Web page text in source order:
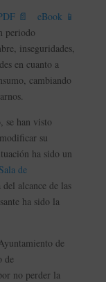
📄 eBook 📱
periodo
inseguridades,
en cuanto a
cambiando
se han visto
su
ha sido un
de
alcance de las
ha sido la
de
de
no perder la